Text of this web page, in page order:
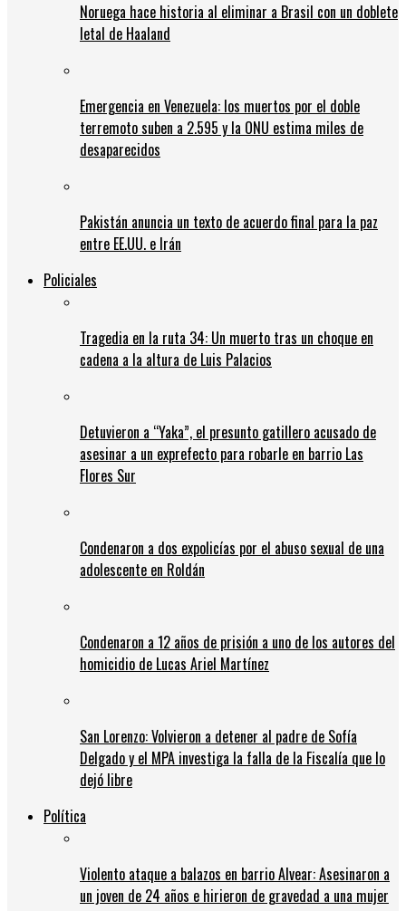
Noruega hace historia al eliminar a Brasil con un doblete
letal de Haaland
Emergencia en Venezuela: los muertos por el doble
terremoto suben a 2.595 y la ONU estima miles de
desaparecidos
Pakistán anuncia un texto de acuerdo final para la paz
entre EE.UU. e Irán
Policiales
Tragedia en la ruta 34: Un muerto tras un choque en
cadena a la altura de Luis Palacios
Detuvieron a “Yaka”, el presunto gatillero acusado de
asesinar a un exprefecto para robarle en barrio Las
Flores Sur
Condenaron a dos expolicías por el abuso sexual de una
adolescente en Roldán
Condenaron a 12 años de prisión a uno de los autores del
homicidio de Lucas Ariel Martínez
San Lorenzo: Volvieron a detener al padre de Sofía
Delgado y el MPA investiga la falla de la Fiscalía que lo
dejó libre
Política
Violento ataque a balazos en barrio Alvear: Asesinaron a
un joven de 24 años e hirieron de gravedad a una mujer